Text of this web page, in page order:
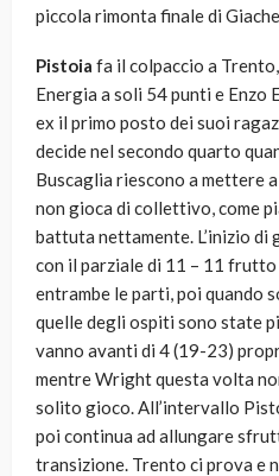
piccola rimonta finale di
Pistoia fa il colpaccio a
Energia a soli 54 punti e Enzo
ex il primo posto dei suoi
decide nel secondo quarto
Buscaglia riescono a mettere
non gioca di collettivo, come
battuta nettamente. L’inizio
con il parziale di 11 – 11
entrambe le parti, poi quando
quelle degli ospiti sono state
vanno avanti di 4 (19-23)
mentre Wright questa volta
solito gioco. All’intervallo
poi continua ad allungare
transizione. Trento ci prova e